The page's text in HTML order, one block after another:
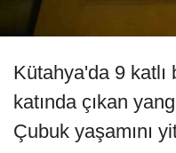
Kütahya'da 9 katlı
katında çıkan
Çubuk yaşamını